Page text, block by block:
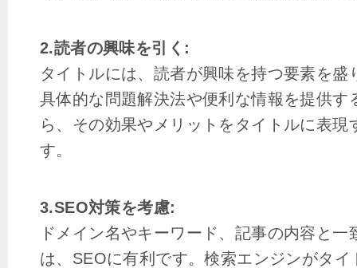
2.読者の興味を引く:
タイトルには、読者が興味を持つ要素を盛
具体的な問題解決法や便利な情報を提供す
ら、その効果やメリットをタイトルに表現
す。
3.SEO対策を考慮:
ドメイン名やキーワード、記事の内容と一
は、SEOに有利です。検索エンジンがタイ